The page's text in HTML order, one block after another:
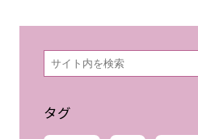
検
索
タグ